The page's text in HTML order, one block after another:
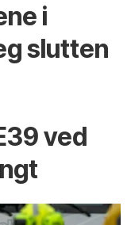
i
slutten
ved